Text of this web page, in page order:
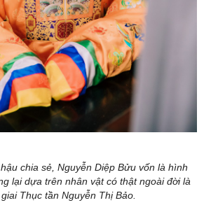
chia sẻ, Nguyễn Diệp Bửu vốn là hình
lại dựa trên nhân vật có thật ngoài đời là
Thục tần Nguyễn Thị Bảo.